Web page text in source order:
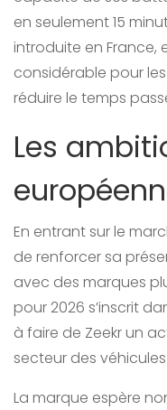
en seulement 15
introduite en France,
considérable pour
réduire le temps
Les
En entrant sur le
de renforcer sa
avec des marques
pour 2026 s’inscrit
à faire de Zeekr un
secteur des
La marque espère